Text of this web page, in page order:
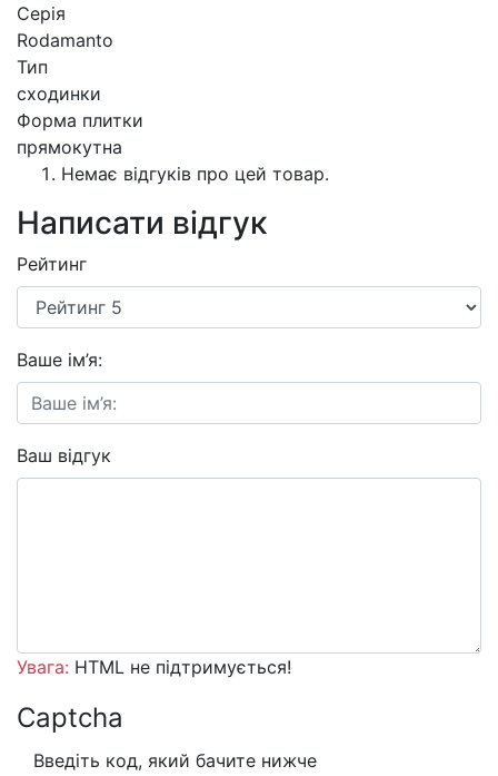
Серія
Rodamanto
Тип
сходинки
Форма плитки
прямокутна
Немає відгуків про цей товар.
Написати відгук
Рейтинг
Ваше ім’я:
Ваш відгук
Увага: HTML не підтримується!
Captcha
Введіть код, який бачите нижче